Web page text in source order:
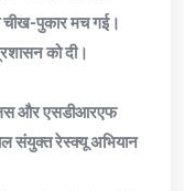
चीख-पुकार मच गई।
को दी।
और एसडीआरएफ
संयुक्त रेस्क्यू अभियान